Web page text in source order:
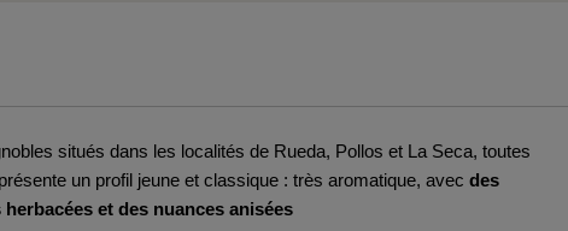
situés dans les localités de Rueda, Pollos et La Seca, toutes
un profil jeune et classique : très aromatique, avec des
et des nuances anisées